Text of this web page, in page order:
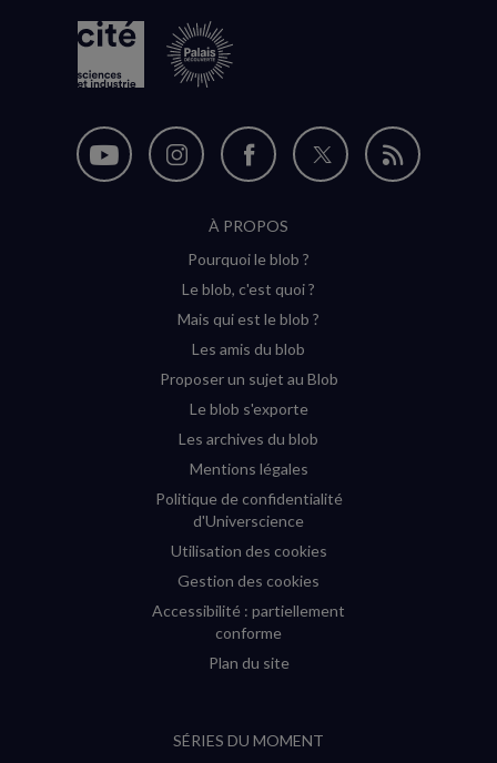
Nous
Nous
Instagram
(nouvelle
Nous
sur
Facebook
(nouvelle
Nous
Flux
À PROPOS
Pourquoi le blob ?
Le blob, c'est quoi ?
Mais qui est le blob ?
Les amis du blob
Proposer un sujet au Blob
Le blob s'exporte
Les archives du blob
Mentions légales
Politique de confidentialité
d'Universcience
Utilisation des cookies
Gestion des cookies
Accessibilité : partiellement
conforme
Plan du site
SÉRIES DU MOMENT